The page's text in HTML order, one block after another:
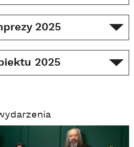
2025
2025